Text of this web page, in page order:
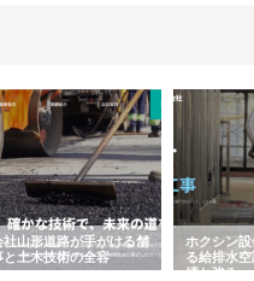
ン設備株式会社が手がけ
水空調消火設備工事の実
み
株式会社
のGISイ
入メリッ